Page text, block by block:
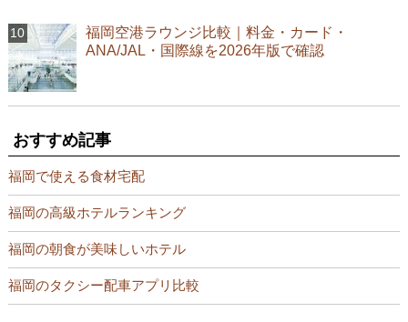
福岡空港ラウンジ比較｜料金・カード・
ANA/JAL・国際線を2026年版で確認
おすすめ記事
福岡で使える食材宅配
福岡の高級ホテルランキング
福岡の朝食が美味しいホテル
福岡のタクシー配車アプリ比較